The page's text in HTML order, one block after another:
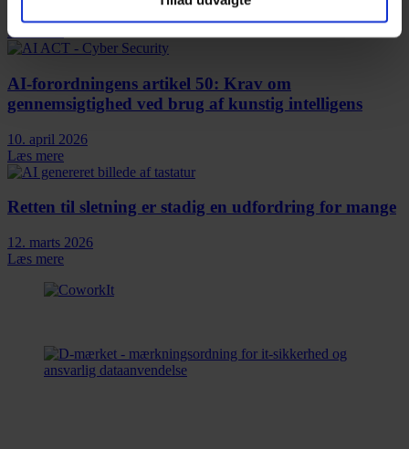
Læs mere
AI-forordningens artikel 50: Krav om
gennemsigtighed ved brug af kunstig intelligens
10. april 2026
Læs mere
Retten til sletning er stadig en udfordring for mange
12. marts 2026
Læs mere